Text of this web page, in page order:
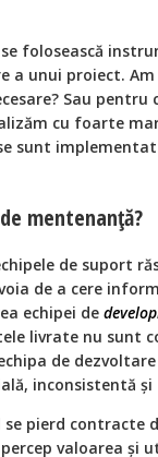
folosească
a unui proiect.
Sau pentru
cu foarte
sunt
mentenanţă?
de suport
de a cere
echipei de
livrate nu sunt
de
inconsistentă
pierd contracte
valoarea și